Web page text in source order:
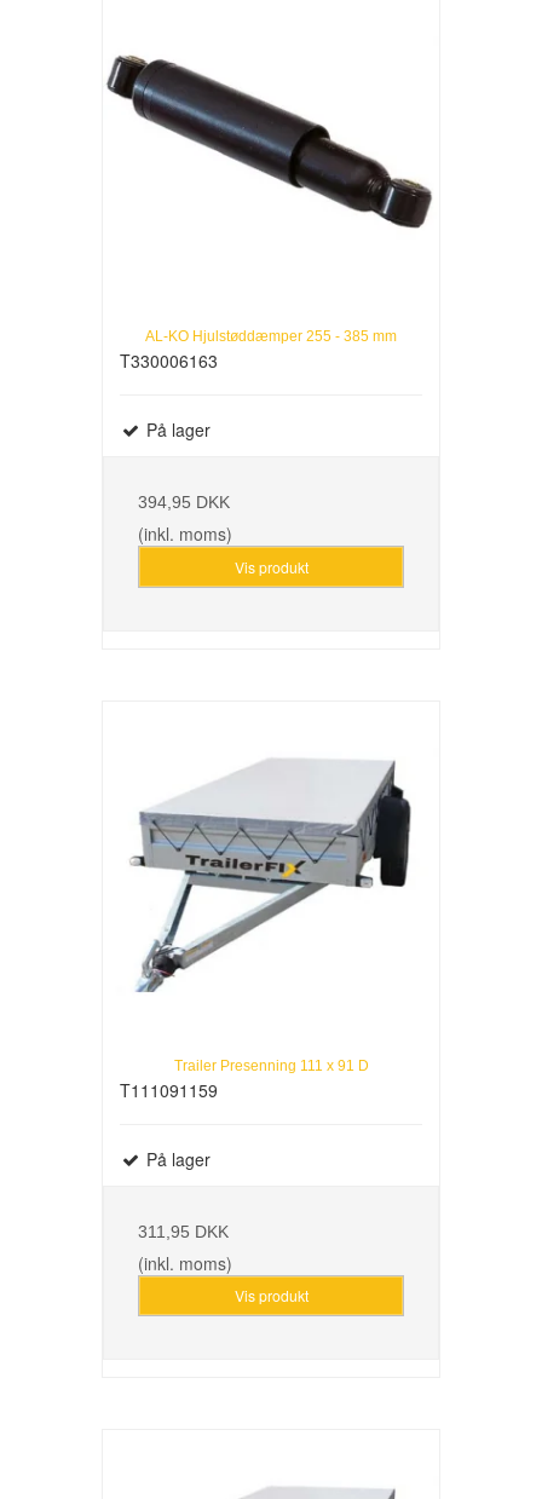
AL-KO Hjulstøddæmper 255 - 385 mm
T330006163
På lager
394,95 DKK
(inkl. moms)
Vis produkt
Trailer Presenning 111 x 91 D
T111091159
På lager
311,95 DKK
(inkl. moms)
Vis produkt